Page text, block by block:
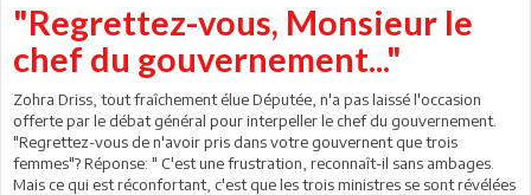
"Regrettez-vous, Monsieur le
chef du gouvernement..."
Zohra Driss, tout fraîchement élue Députée, n'a pas laissé l'occasion
offerte par le débat général pour interpeller le chef du gouvernement.
"Regrettez-vous de n'avoir pris dans votre gouvernent que trois
femmes"? Réponse: " C'est une frustration, reconnaît-il sans ambages.
Mais ce qui est réconfortant, c'est que les trois ministres se sont révélées